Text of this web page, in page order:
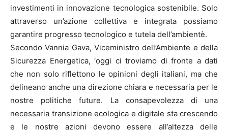
investimenti in innovazione tecnologica sostenibile. Solo
attraverso un’azione collettiva e integrata possiamo
garantire progresso tecnologico e tutela dell’ambientè.
Secondo Vannia Gava, Viceministro dell’Ambiente e della
Sicurezza Energetica, ‘oggi ci troviamo di fronte a dati
che non solo riflettono le opinioni degli italiani, ma che
delineano anche una direzione chiara e necessaria per le
nostre politiche future. La consapevolezza di una
necessaria transizione ecologica e digitale sta crescendo
e le nostre azioni devono essere all’altezza delle